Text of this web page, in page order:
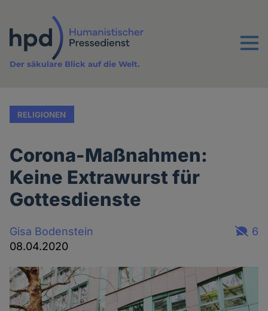
Inhalt
Menu
Der säkulare Blick auf die Welt.
RELIGIONEN
Corona-Maßnahmen:
Keine Extrawurst für
Gottesdienste
Gisa Bodenstein
08.04.2020
6